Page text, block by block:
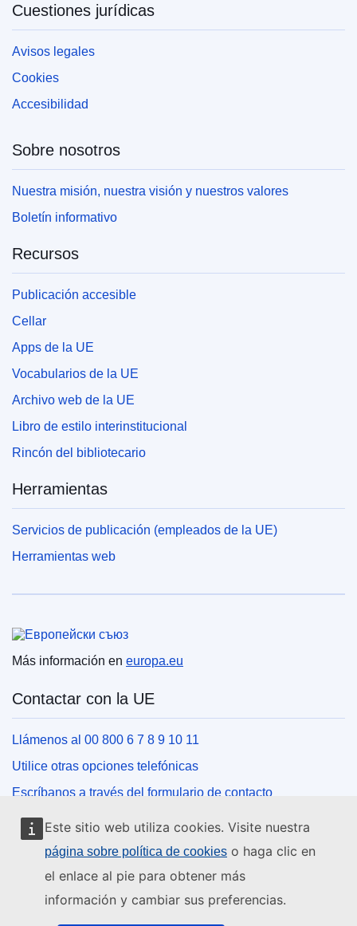
Este sitio web utiliza cookies. Visite nuestra
página sobre política de cookies o haga clic en
el enlace al pie para obtener más
información y cambiar sus preferencias.
Cuestiones jurídicas
Avisos legales
Cookies
Accesibilidad
Sobre nosotros
Nuestra misión, nuestra visión y nuestros valores
Boletín informativo
Recursos
Publicación accesible
Cellar
Apps de la UE
Vocabularios de la UE
Archivo web de la UE
Libro de estilo interinstitucional
Rincón del bibliotecario
Herramientas
Servicios de publicación (empleados de la UE)
Herramientas web
Más información en europa.eu
Contactar con la UE
Llámenos al 00 800 6 7 8 9 10 11
Utilice otras opciones telefónicas
Escríbanos a través del formulario de contacto
Venga a conocernos a una de las oficinas de la UE
Buscar los canales de la UE en las redes sociales